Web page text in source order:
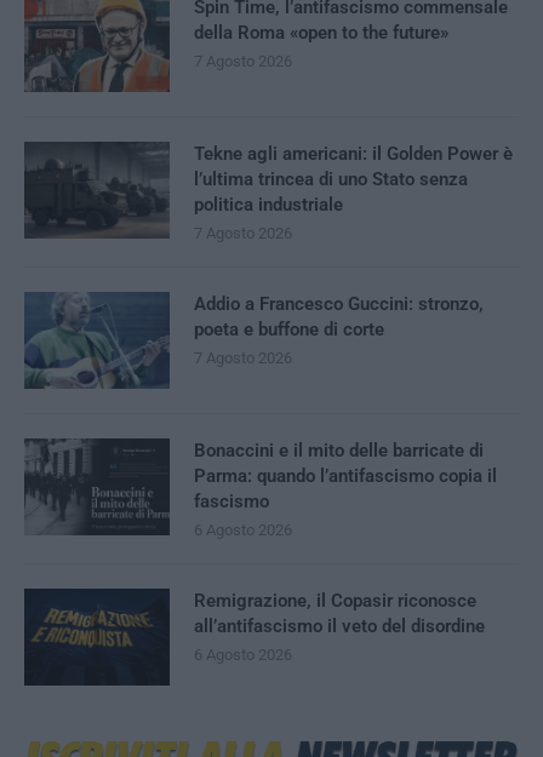
Spin Time, l’antifascismo commensale
della Roma «open to the future»
7 Agosto 2026
Tekne agli americani: il Golden Power è
l’ultima trincea di uno Stato senza
politica industriale
7 Agosto 2026
Addio a Francesco Guccini: stronzo,
poeta e buffone di corte
7 Agosto 2026
Bonaccini e il mito delle barricate di
Parma: quando l’antifascismo copia il
fascismo
6 Agosto 2026
Remigrazione, il Copasir riconosce
all’antifascismo il veto del disordine
6 Agosto 2026